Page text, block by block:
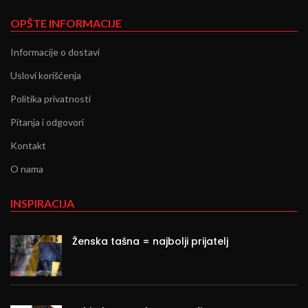
OPŠTE INFORMACIJE
Informacije o dostavi
Uslovi korišćenja
Politika privatnosti
Pitanja i odgovori
Kontakt
O nama
INSPIRACIJA
Ženska tašna = najbolji prijatelj